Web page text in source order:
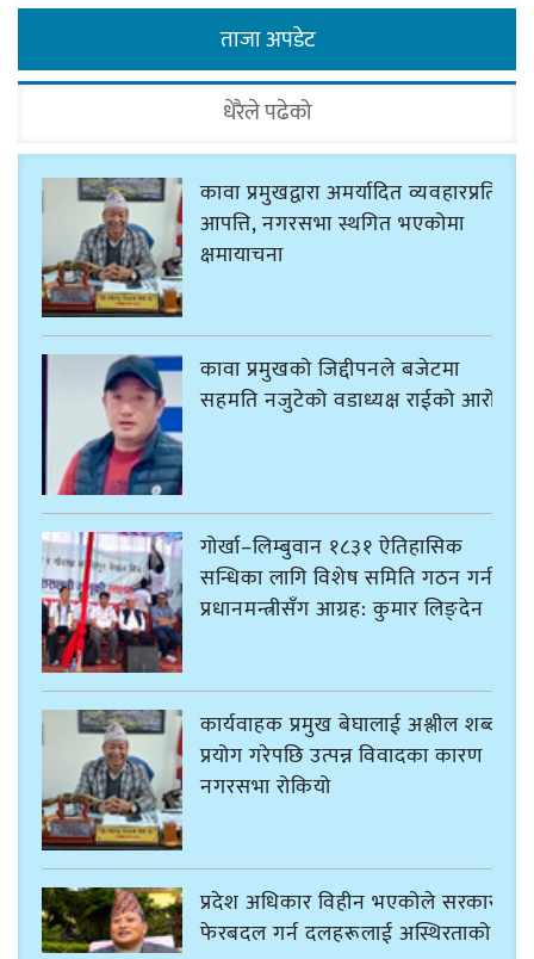
ताजा अपडेट
धेरैले पढेको
कावा प्रमुखद्वारा अमर्यादित व्यवहारप्रति
आपत्ति, नगरसभा स्थगित भएकोमा
क्षमायाचना
कावा प्रमुखको जिद्दीपनले बजेटमा
सहमति नजुटेको वडाध्यक्ष राईको आरोप
गोर्खा–लिम्बुवान १८३१ ऐतिहासिक
सन्धिका लागि विशेष समिति गठन गर्न
प्रधानमन्त्रीसँग आग्रह: कुमार लिङ्देन
कार्यवाहक प्रमुख बेघालाई अश्लील शब्द
प्रयोग गरेपछि उत्पन्न विवादका कारण
नगरसभा रोकियो
प्रदेश अधिकार विहीन भएकोले सरकार
फेरबदल गर्न दलहरूलाई अस्थिरताको